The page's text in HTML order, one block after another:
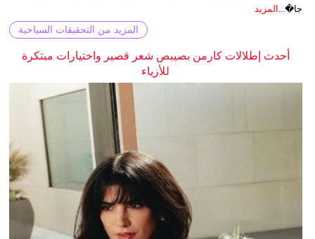
جا�... المزيد
المزيد من التحقيقات السياحية
أحدث إطلالات كارمن بصيبص شعر قصير واختيارات مبتكرة
للأزياء